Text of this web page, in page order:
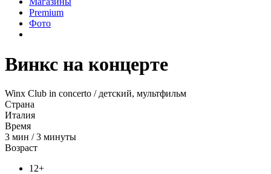
Premium
Фото
Винкс на концерте
Winx Club in concerto / детский, мультфильм
Страна
Италия
Время
3 мин /3 минуты
Возраст
12+